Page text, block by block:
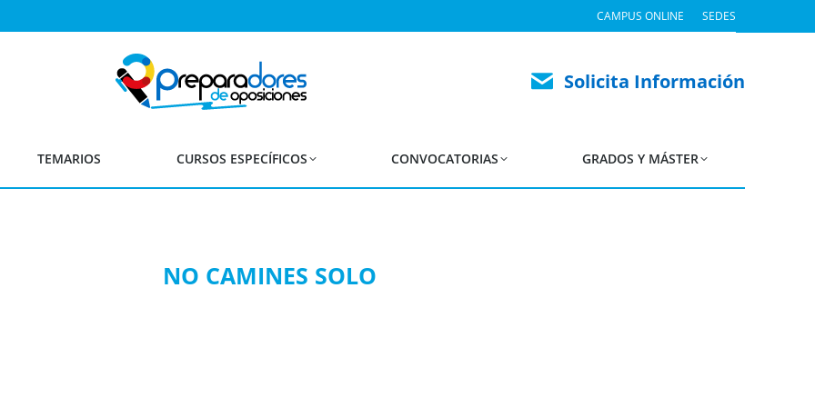
CAMPUS ONLINE SEDES
Solicita Información
TEMARIOS CURSOS ESPECÍFICOS CONVOCATORIAS GRADOS Y MÁSTER
NO CAMINES SOLO